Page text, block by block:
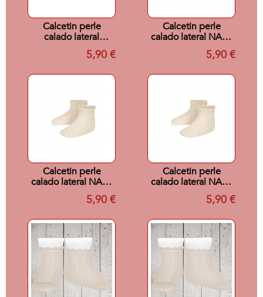
Calcetin perle
calado lateral
BLANCO 200 T2
5,90 €
Calcetin perle
calado lateral NATA
5,90 €
Calcetin perle
calado lateral NATA
5,90 €
Calcetin perle
calado lateral NATA
5,90 €